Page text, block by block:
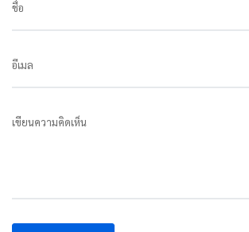
ชื่อ
อีเมล
เขียนความคิดเห็น